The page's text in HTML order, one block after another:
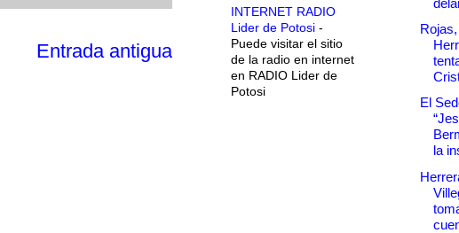
Entrada antigua
INTERNET RADIO
Lider de Potosi -
Puede visitar el sitio
de la radio en internet
en RADIO Lider de
Potosi
El
la